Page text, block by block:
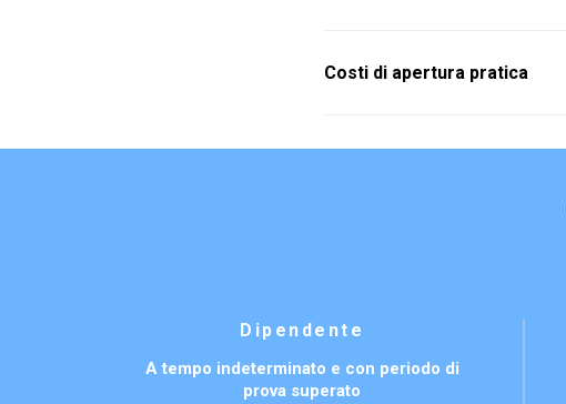
Costi di apertura pratica
Dipendente
A tempo indeterminato e con periodo di
prova superato